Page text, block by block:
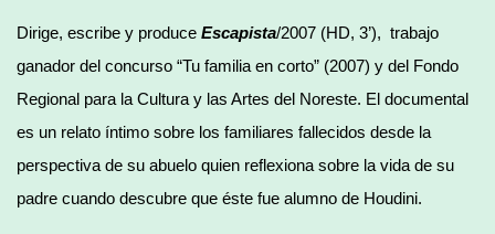
Dirige, escribe y produce Escapista/2007 (HD, 3’), trabajo
ganador del concurso “Tu familia en corto” (2007) y del Fondo
Regional para la Cultura y las Artes del Noreste. El documental
es un relato íntimo sobre los familiares fallecidos desde la
perspectiva de su abuelo quien reflexiona sobre la vida de su
padre cuando descubre que éste fue alumno de Houdini.